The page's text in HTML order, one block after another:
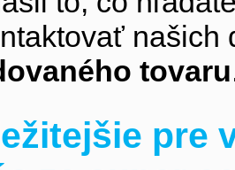
tovaru
pre